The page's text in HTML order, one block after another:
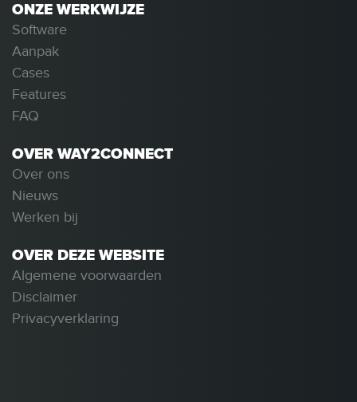
ONZE WERKWIJZE
Software
Aanpak
Cases
Features
FAQ
OVER WAY2CONNECT
Over ons
Nieuws
Werken bij
OVER DEZE WEBSITE
Algemene voorwaarden
Disclaimer
Privacyverklaring